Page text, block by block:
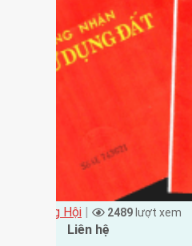
Xã Đông Hội | 2489 lượt xem
Liên hệ